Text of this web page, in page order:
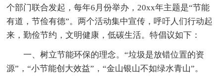
个部门联合发起，每年6月份举办，20xx年主题是“节能
有道，节俭有德”。两个活动集中宣传，呼吁人们行动起
来，勤俭节约，文明健康，低碳生活。特倡议如下：
一、树立节能环保的理念。“垃圾是放错位置的资
源”，“小节能创大效益”，“金山银山不如绿水青山”。